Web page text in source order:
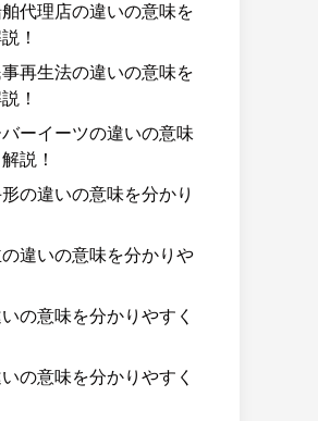
代理店の違いの意味を
！
再生法の違いの意味を
！
ーイーツの違いの意味
説！
の違いの意味を分かり
違いの意味を分かりや
の意味を分かりやすく
の意味を分かりやすく